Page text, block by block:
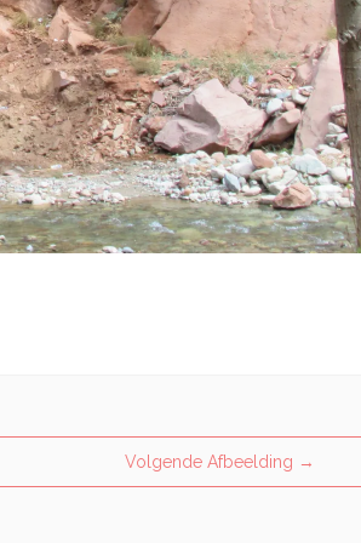
Volgende Afbeelding →